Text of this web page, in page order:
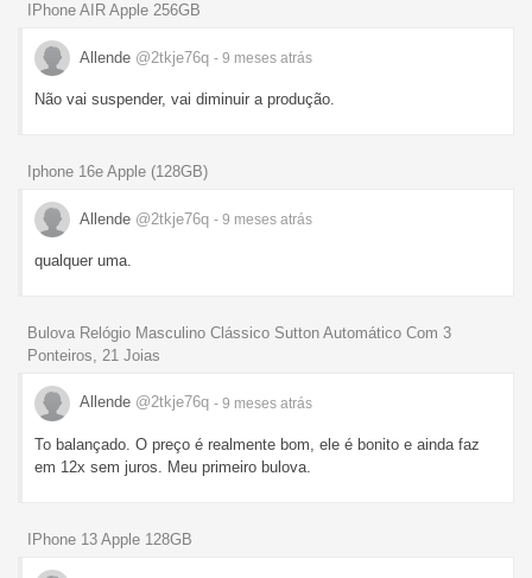
IPhone AIR Apple 256GB
Allende @2tkje76q - 9 meses atrás
Não vai suspender, vai diminuir a produção.
Iphone 16e Apple (128GB)
Allende @2tkje76q - 9 meses atrás
qualquer uma.
Bulova Relógio Masculino Clássico Sutton Automático Com 3
Ponteiros, 21 Joias
Allende @2tkje76q - 9 meses atrás
To balançado. O preço é realmente bom, ele é bonito e ainda faz
em 12x sem juros. Meu primeiro bulova.
IPhone 13 Apple 128GB